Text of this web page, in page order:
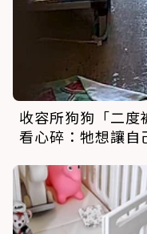
收容所狗狗「二
看心碎：牠想讓自